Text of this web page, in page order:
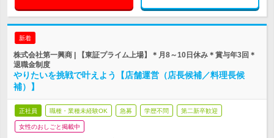
新着
株式会社第一興商 | 【東証プライム上場】＊月8～10日休み＊賞与年3回＊
退職金制度
やりたいを挑戦で叶えよう【店舗運営（店長候補／料理長候
補）】
正社員 職種・業種未経験OK 急募 学歴不問 第二新卒歓迎
女性のおしごと掲載中